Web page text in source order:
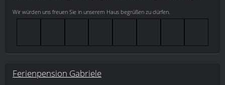
Wir würden uns freuen Sie in unserem Haus begrüßen zu dürfen.
Ferienpension Gabriele